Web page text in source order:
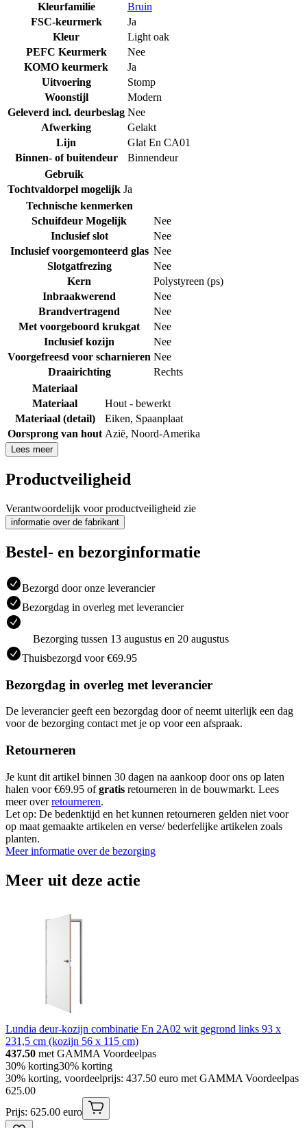
Kleurfamilie
Bruin
FSC-keurmerk
Ja
Kleur
Light oak
PEFC Keurmerk
Nee
KOMO keurmerk
Ja
Uitvoering
Stomp
Woonstijl
Modern
Geleverd incl. deurbeslag Nee
Afwerking
Gelakt
Lijn
Glat En CA01
Binnen- of buitendeur
Binnendeur
Gebruik
Tochtvaldorpel mogelijk Ja
Technische kenmerken
Schuifdeur Mogelijk
Nee
Inclusief slot
Nee
Inclusief voorgemonteerd glas Nee
Slotgatfrezing
Nee
Kern
Polystyreen (ps)
Inbraakwerend
Nee
Brandvertragend
Nee
Met voorgeboord krukgat
Nee
Inclusief kozijn
Nee
Voorgefreesd voor scharnieren Nee
Draairichting
Rechts
Materiaal
Materiaal
Hout - bewerkt
Materiaal (detail)
Eiken, Spaanplaat
Oorsprong van hout Azië, Noord-Amerika
Lees meer
Productveiligheid
Verantwoordelijk voor productveiligheid zie
informatie over de fabrikant
Bestel- en bezorginformatie
Bezorgd door onze leverancier
Bezorgdag in overleg met leverancier
Bezorging tussen 13 augustus en 20 augustus
Thuisbezorgd voor €69.95
Bezorgdag in overleg met leverancier
De leverancier geeft een bezorgdag door of neemt uiterlijk een dag
voor de bezorging contact met je op voor een afspraak.
Retourneren
Je kunt dit artikel binnen 30 dagen na aankoop door ons op laten
halen voor €69.95 ofgratis retourneren in de bouwmarkt. Lees
meer overretourneren.
Let op: De bedenktijd en het kunnen retourneren gelden niet voor
op maat gemaakte artikelen en verse/ bederfelijke artikelen zoals
planten.
Meer informatie over de bezorging
Meer uit deze actie
Lundia deur-kozijn combinatie En 2A02 wit gegrond links 93 x
231,5 cm (kozijn 56 x 115 cm)
437.50 met GAMMA Voordeelpas
30% korting30% korting
30% korting, voordeelprijs: 437.50 euro met GAMMA Voordeelpas
625.00
Prijs: 625.00 euro